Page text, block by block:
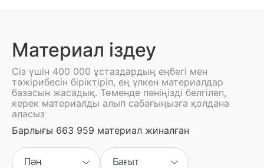
Материал іздеу
Сіз үшін 400 000 ұстаздардың еңбегі мен
тәжірибесін біріктіріп, ең үлкен материалдар
базасын жасадық. Төменде пәніңізді белгілеп,
керек материалды алып сабағыңызға қолдана
аласыз
Барлығы 663 959 материал жиналған
Пән Бағыт